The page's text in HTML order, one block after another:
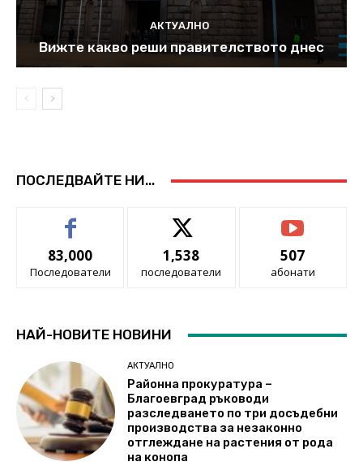
АКТУАЛНО
Вижте какво реши правителството днес
ПОСЛЕДВАЙТЕ НИ...
83,000
Последователи
1,538
последователи
507
абонати
НАЙ-НОВИТЕ НОВИНИ
АКТУАЛНО
Районна прокуратура –
Благоевград ръководи
разследването по три досъдебни
производства за незаконно
отглеждане на растения от рода
на конопа